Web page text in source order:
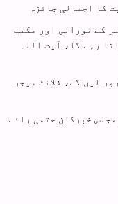
کا اجمالی جائزہ
کے نورانی اور مکتب
رہے گا، آیت اللہ
لیں گے، فلائٹ میجر
خبرگان حتمی رائے